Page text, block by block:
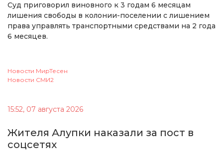
Суд приговорил виновного к 3 годам 6 месяцам
лишения свободы в колонии-поселении с лишением
права управлять транспортными средствами на 2 года
6 месяцев.
Новости МирТесен
Новости СМИ2
15:52, 07 августа 2026
Жителя Алупки наказали за пост в
соцсетях